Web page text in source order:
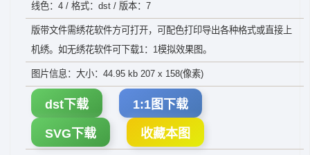
线色：4 / 格式：dst / 版本：7
版带文件需绣花软件方可打开，可配色打印导出各种格式或直接上
机绣。如无绣花软件可下载1：1模拟效果图。
图片信息：大小：44.95 kb 207 x 158(像素)
dst下载 1:1图下载
SVG下载 收藏本图